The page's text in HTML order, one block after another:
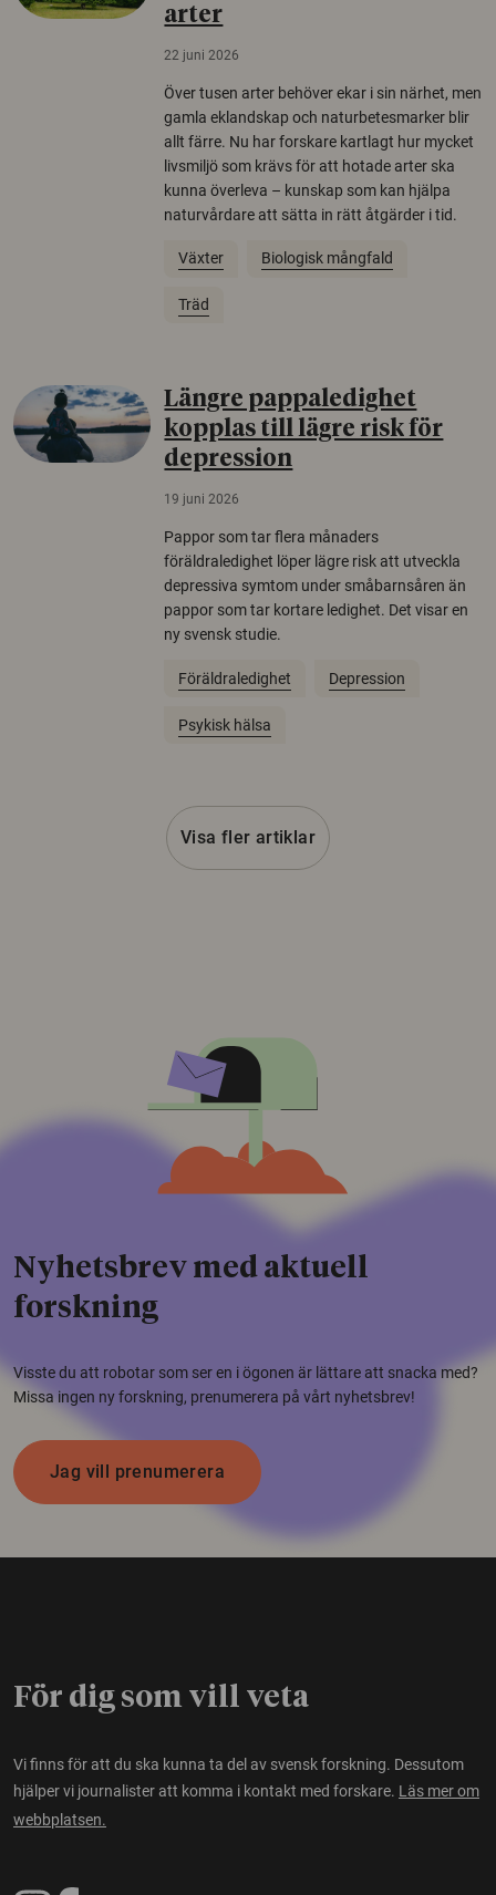
arter
22 juni 2026
Över tusen arter behöver ekar i sin närhet, men
gamla eklandskap och naturbetesmarker blir
allt färre. Nu har forskare kartlagt hur mycket
livsmiljö som krävs för att hotade arter ska
kunna överleva – kunskap som kan hjälpa
naturvårdare att sätta in rätt åtgärder i tid.
Växter Biologisk mångfald
Träd
Längre pappaledighet
kopplas till lägre risk för
depression
19 juni 2026
Pappor som tar flera månaders
föräldraledighet löper lägre risk att utveckla
depressiva symtom under småbarnsåren än
pappor som tar kortare ledighet. Det visar en
ny svensk studie.
Föräldraledighet Depression
Psykisk hälsa
Visa fler artiklar
Nyhetsbrev med aktuell
forskning
Visste du att robotar som ser en i ögonen är lättare att snacka med?
Missa ingen ny forskning, prenumerera på vårt nyhetsbrev!
Jag vill prenumerera
För dig som vill veta
Vi finns för att du ska kunna ta del av svensk forskning. Dessutom
hjälper vi journalister att komma i kontakt med forskare. Läs mer om
webbplatsen.